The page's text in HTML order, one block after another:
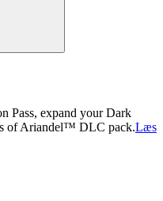
Pass, expand your Dark
of Ariandel™ DLC pack.Læs